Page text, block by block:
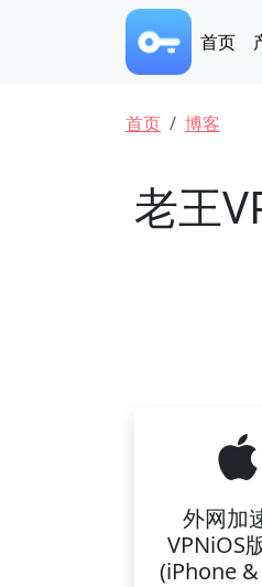
Main
首页
面包屑
首页 博客
老王
外网加
VPNiOS
(iPhone